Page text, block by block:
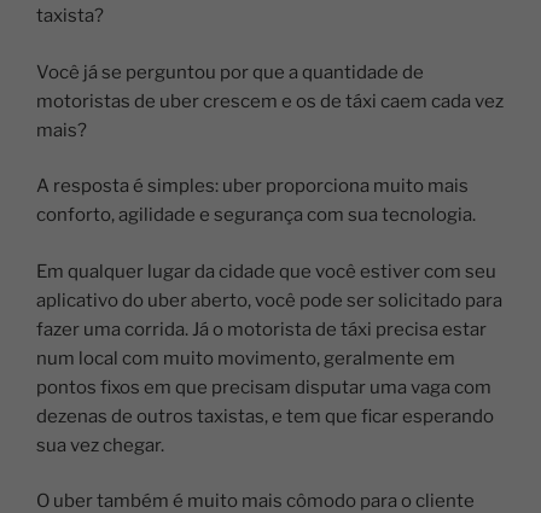
taxista?
Você já se perguntou por que a quantidade de
motoristas de uber crescem e os de táxi caem cada vez
mais?
A resposta é simples: uber proporciona muito mais
conforto, agilidade e segurança com sua tecnologia.
Em qualquer lugar da cidade que você estiver com seu
aplicativo do uber aberto, você pode ser solicitado para
fazer uma corrida. Já o motorista de táxi precisa estar
num local com muito movimento, geralmente em
pontos fixos em que precisam disputar uma vaga com
dezenas de outros taxistas, e tem que ficar esperando
sua vez chegar.
O uber também é muito mais cômodo para o cliente